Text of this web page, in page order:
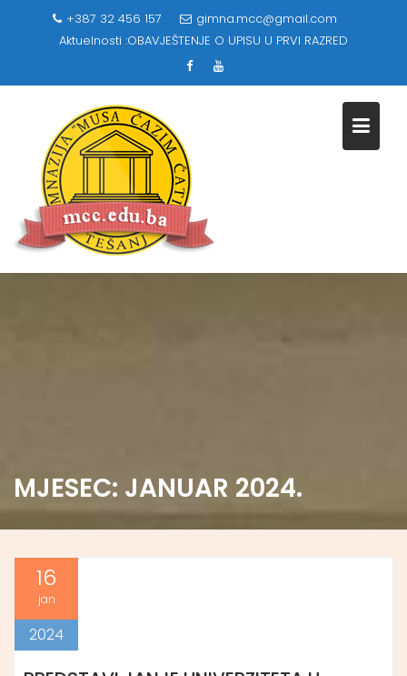
+387 32 456 157
gimna.mcc@gmail.com
Aktuelnosti :OBAVJEŠTENJE O UPISU U PRVI RAZRED
MJESEC: JANUAR 2024.
16
jan
2024